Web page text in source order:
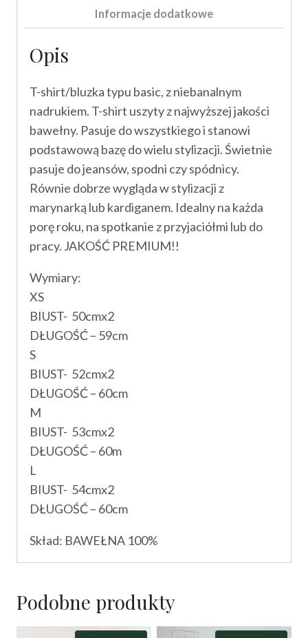
Informacje dodatkowe
Opis
T-shirt/bluzka typu basic, z niebanalnym
nadrukiem. T-shirt uszyty z najwyższej jakości
bawełny. Pasuje do wszystkiego i stanowi
podstawową bazę do wielu stylizacji. Świetnie
pasuje do jeansów, spodni czy spódnicy.
Równie dobrze wygląda w stylizacji z
marynarką lub kardiganem. Idealny na każda
porę roku, na spotkanie z przyjaciółmi lub do
pracy. JAKOŚĆ PREMIUM!!
Wymiary:
XS
BIUST- 50cmx2
DŁUGOŚĆ – 59cm
S
BIUST- 52cmx2
DŁUGOŚĆ – 60cm
M
BIUST- 53cmx2
DŁUGOŚĆ – 60m
L
BIUST- 54cmx2
DŁUGOŚĆ – 60cm
Skład: BAWEŁNA 100%
Podobne produkty